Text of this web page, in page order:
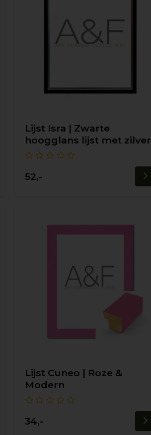
Lijst Isra | Zwarte
hoogglans lijst met zilver
52,-
Lijst Cuneo | Roze &
Modern
34,-